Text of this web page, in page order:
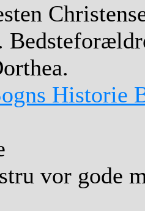
Historie
vor gode